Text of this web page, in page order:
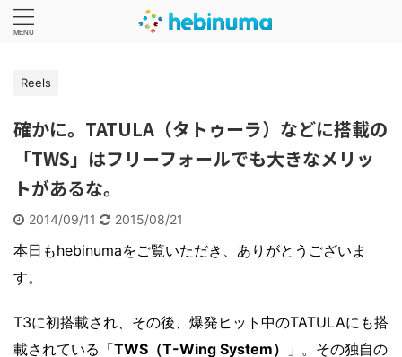
Reels
確かに。TATULA（タトゥーラ）などに搭載の
「TWS」はフリーフォールでも大きなメリッ
トがあるな。
2014/09/11 2015/08/21
本日もhebinumaをご覧いただき、ありがとうございま
す。
T3に初搭載され、その後、爆発ヒット中のTATULAにも搭
載されている「TWS（T-Wing System）
」。その独自の